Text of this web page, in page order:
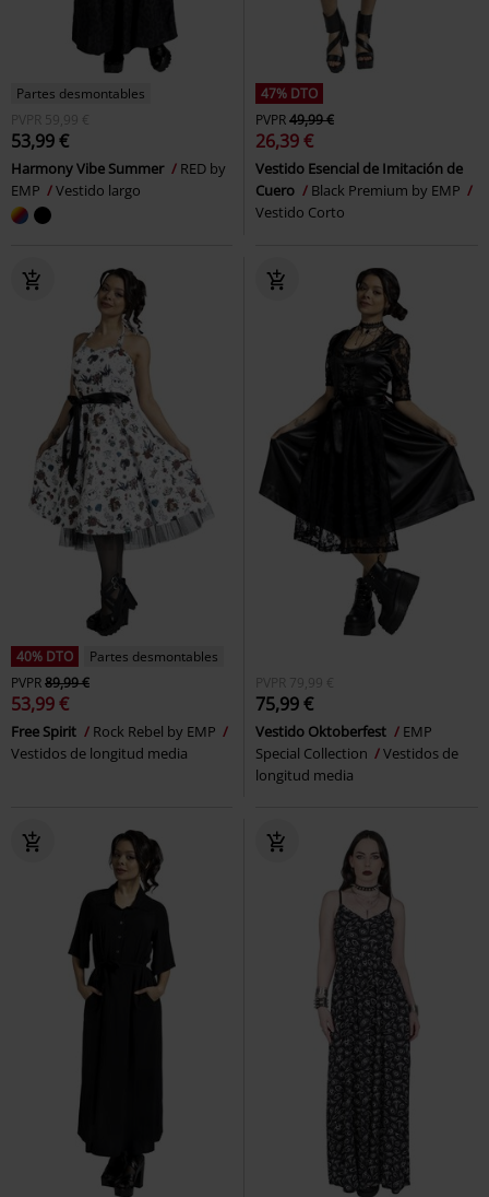
Partes desmontables
PVPR
59,99 €
53,99 €
Harmony Vibe Summer
RED by
EMP
Vestido largo
47% DTO
PVPR49,99 €
26,39 €
Vestido Esencial de Imitación de
Cuero
Black Premium by EMP
Vestido Corto
40% DTO
Partes desmontables
PVPR89,99 €
53,99 €
Free Spirit
Rock Rebel by EMP
Vestidos de longitud media
PVPR 79,99 €
75,99 €
Vestido Oktoberfest
EMP
Special Collection
Vestidos de
longitud media